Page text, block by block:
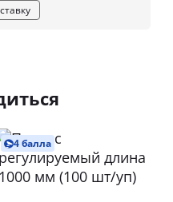
объектную поставку
4 балла